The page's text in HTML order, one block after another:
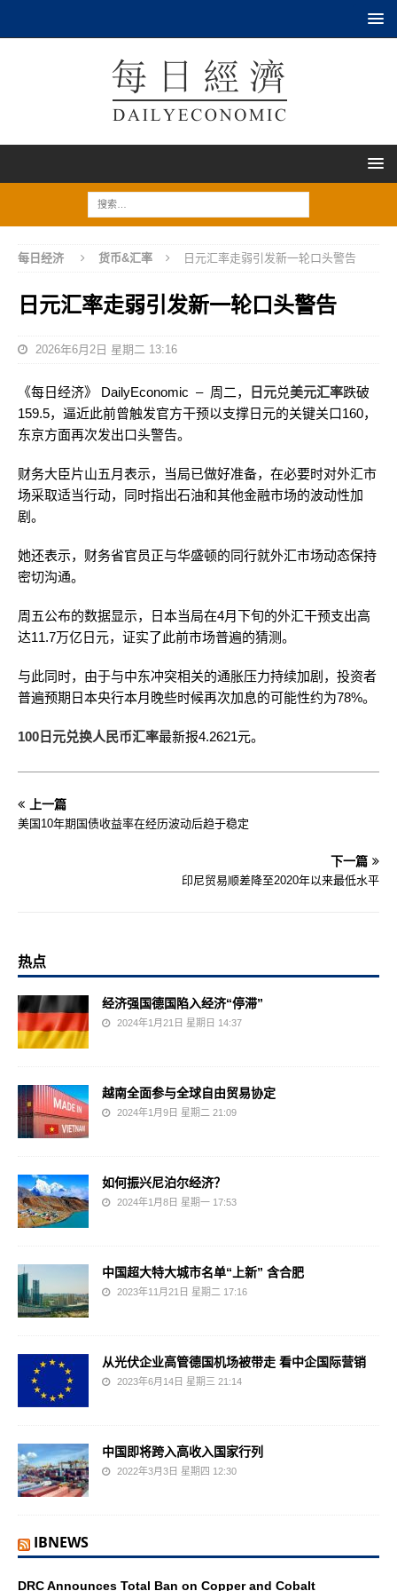
每日经济 货币&汇率 日元汇率走弱引发新一轮口头警告
日元汇率走弱引发新一轮口头警告
2026年6月2日 星期二 13:16
《每日经济》 DailyEconomic – 周二， 日元兑美元汇率跌破
159.5，逼近此前曾触发官方干预以支撑日元的关键关口160，
东京方面再次发出口头警告。
财务大臣片山五月表示，当局已做好准备，在必要时对外汇市
场采取适当行动，同时指出石油和其他金融市场的波动性加
剧。
她还表示，财务省官员正与华盛顿的同行就外汇市场动态保持
密切沟通。
周五公布的数据显示，日本当局在4月下旬的外汇干预支出高
达11.7万亿日元，证实了此前市场普遍的猜测。
与此同时，由于与中东冲突相关的通胀压力持续加剧，投资者
普遍预期日本央行本月晚些时候再次加息的可能性约为78%。
100日元兑换人民币汇率最新报4.2621元。
上一篇
美国10年期国债收益率在经历波动后趋于稳定
下一篇
印尼贸易顺差降至2020年以来最低水平
热点
经济强国德国陷入经济“停滞”
2024年1月21日 星期日 14:37
越南全面参与全球自由贸易协定
2024年1月9日 星期二 21:09
如何振兴尼泊尔经济？
2024年1月8日 星期一 17:53
中国超大特大城市名单“上新” 含合肥
2023年11月21日 星期二 17:16
从光伏企业高管德国机场被带走 看中企国际营销
2023年6月14日 星期三 21:14
中国即将跨入高收入国家行列
2022年3月3日 星期四 12:30
IBNEWS
DRC Announces Total Ban on Copper and Cobalt